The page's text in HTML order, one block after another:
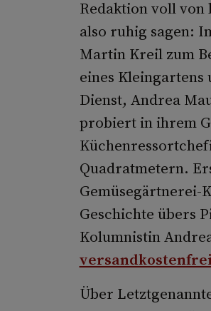
Redaktion voll
also ruhig sagen:
Martin Kreil zum
eines Kleingartens
Dienst, Andrea
probiert in ihrem
Quadratmetern.
Gemüsegärtnerei-
Geschichte übers
Kolumnistin
Über